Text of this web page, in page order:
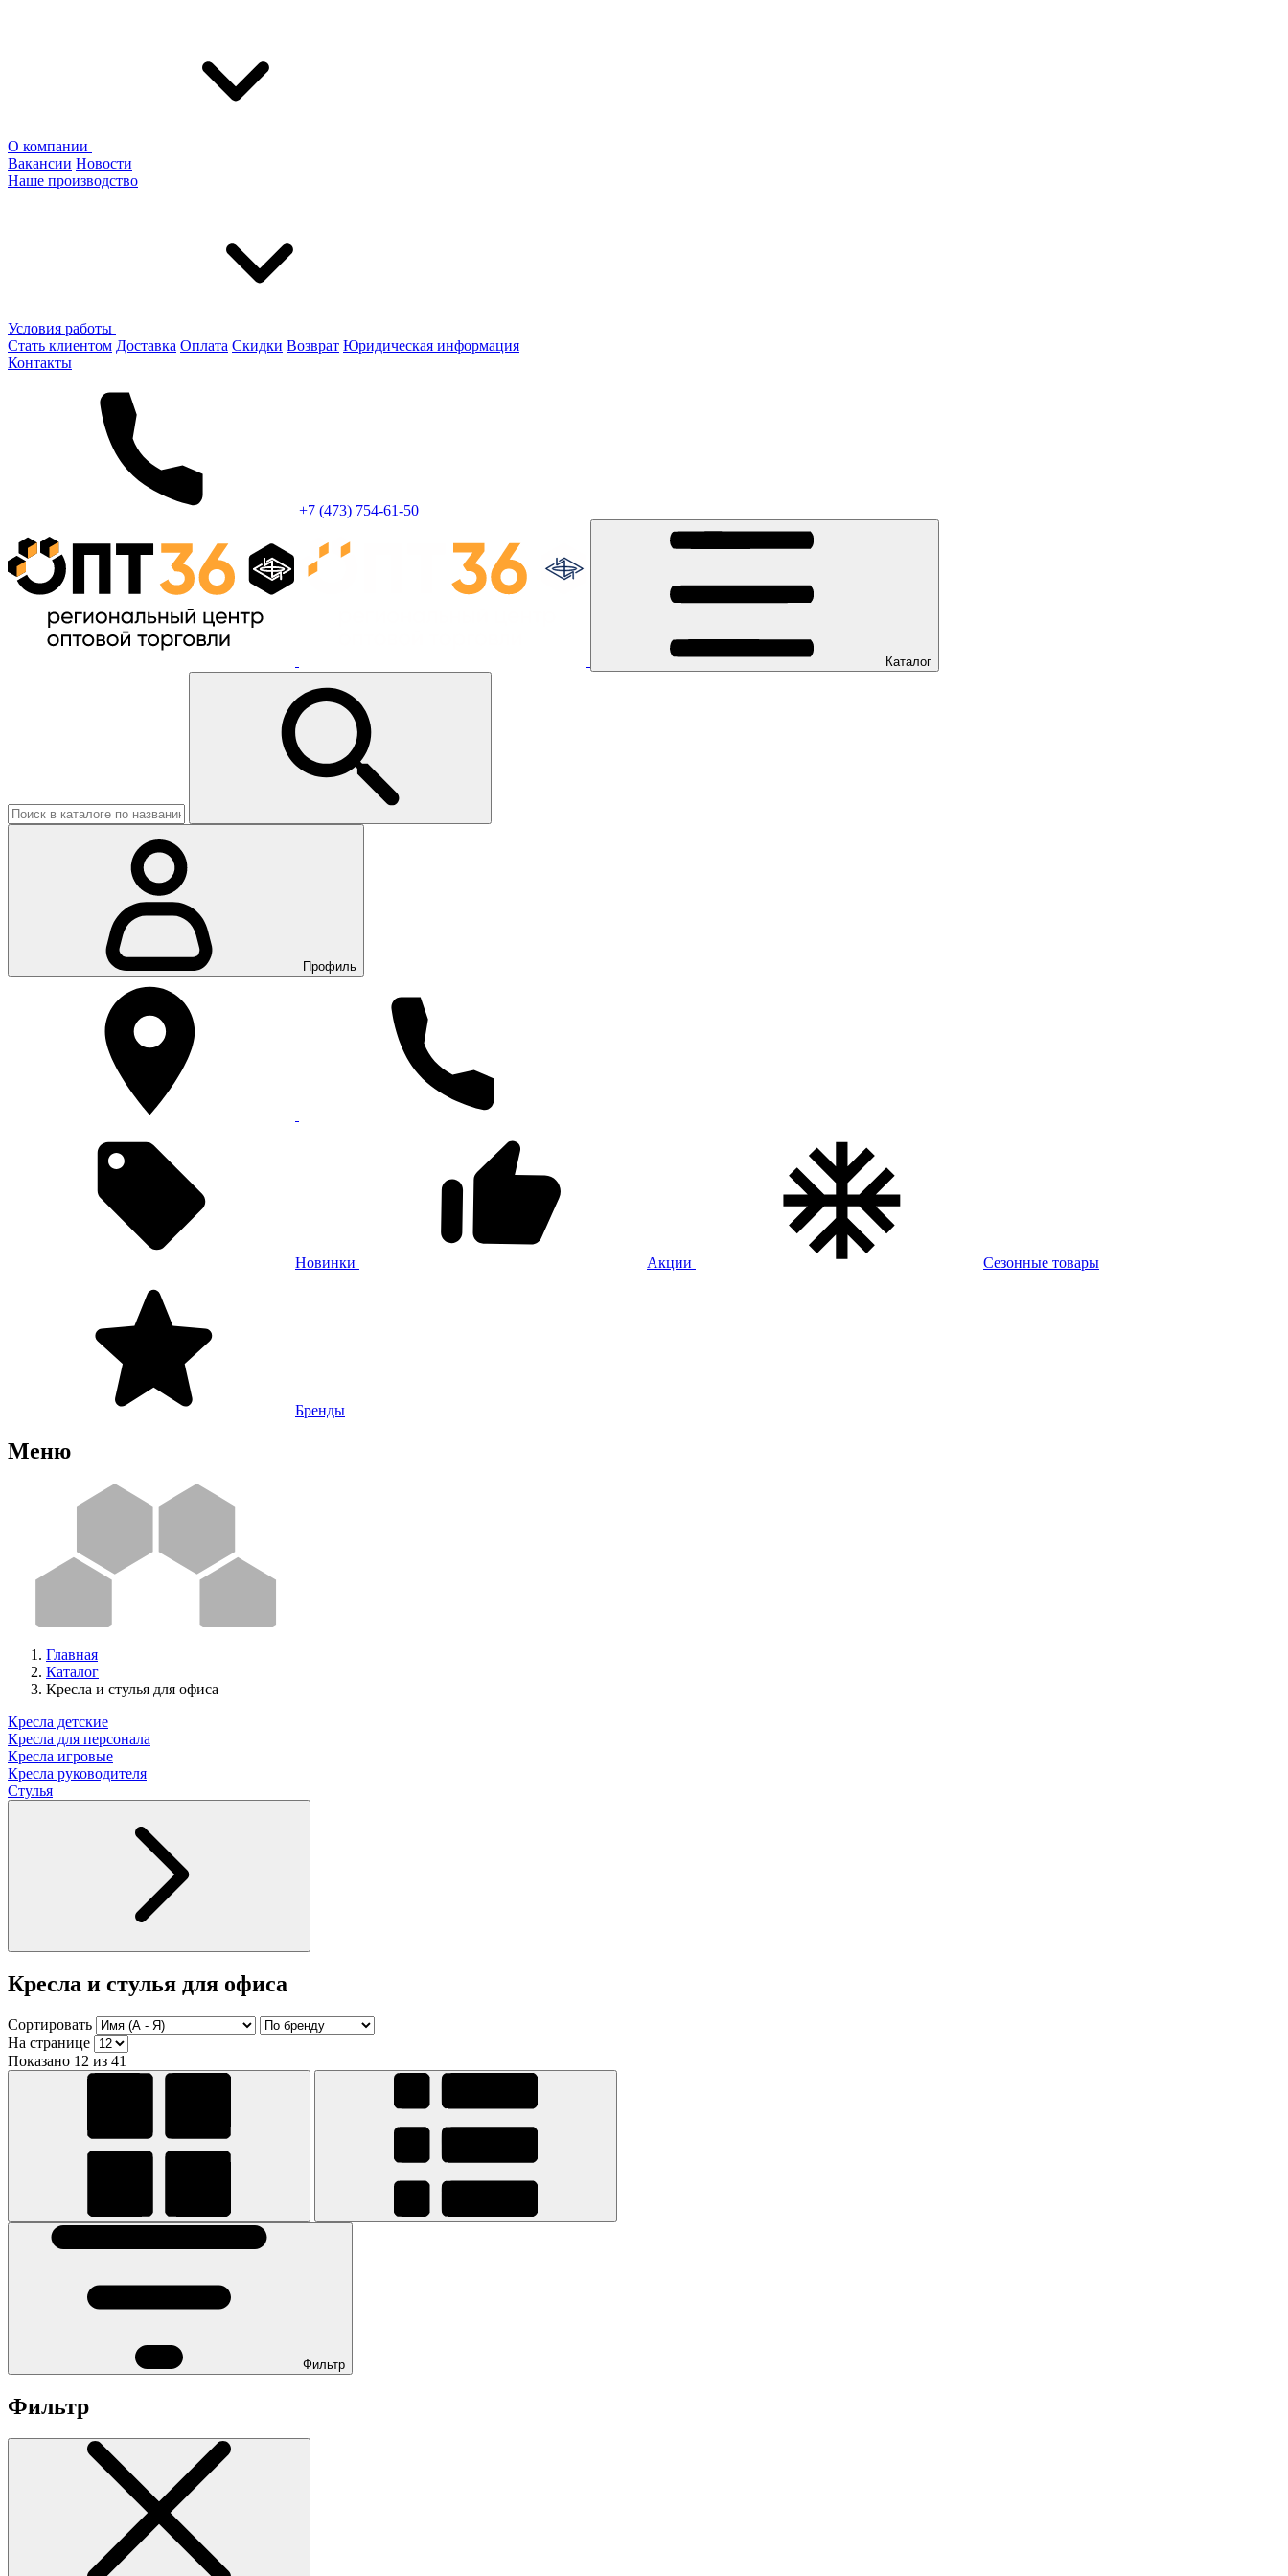
О компании
Вакансии Новости
Наше производство
Условия работы
Стать клиентом Доставка Оплата Скидки Возврат Юридическая информация
Контакты
+7 (473) 754-61-50
Каталог
Профиль
Новинки Акции Сезонные товары
Бренды
Меню
Главная
Каталог
Кресла и стулья для офиса
Кресла детские
Кресла для персонала
Кресла игровые
Кресла руководителя
Стулья
Кресла и стулья для офиса
Сортировать
На странице
Показано 12 из 41
Фильтр
Фильтр